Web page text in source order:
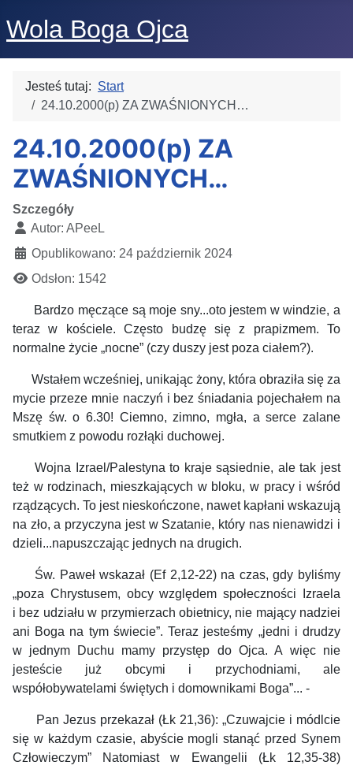
Wola Boga Ojca
Jesteś tutaj: Start
24.10.2000(p) ZA ZWAŚNIONYCH…
24.10.2000(p) ZA
ZWAŚNIONYCH…
Szczegóły
Autor: APeeL
Opublikowano: 24 październik 2024
Odsłon: 1542
Bardzo męczące są moje sny...oto jestem w windzie, a
teraz w kościele. Często budzę się z prapizmem. To
normalne życie „nocne” (czy duszy jest poza ciałem?).
Wstałem wcześniej, unikając żony, która obraziła się za
mycie przeze mnie naczyń i bez śniadania pojechałem na
Mszę św. o 6.30! Ciemno, zimno, mgła, a serce zalane
smutkiem z powodu rozłąki duchowej.
Wojna Izrael/Palestyna to kraje sąsiednie, ale tak jest
też w rodzinach, mieszkających w bloku, w pracy i wśród
rządzących. To jest nieskończone, nawet kapłani wskazują
na zło, a przyczyna jest w Szatanie, który nas nienawidzi i
dzieli...napuszczając jednych na drugich.
Św. Paweł wskazał (Ef 2,12-22) na czas, gdy byliśmy
„poza Chrystusem, obcy względem społeczności Izraela
i bez udziału w przymierzach obietnicy, nie mający nadziei
ani Boga na tym świecie”. Teraz jesteśmy „jedni i drudzy
w jednym Duchu mamy przystęp do Ojca. A więc nie
jesteście już obcymi i przychodniami, ale
współobywatelami świętych i domownikami Boga”... -
Pan Jezus przekazał (Łk 21,36): „Czuwajcie i módlcie
się w każdym czasie, abyście mogli stanąć przed Synem
Człowieczym” Natomiast w Ewangelii (Łk 12,35-38)